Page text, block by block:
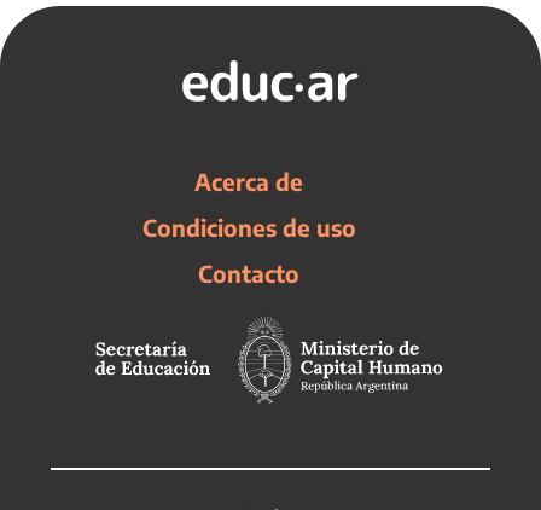
Acerca de
Condiciones de uso
Contacto